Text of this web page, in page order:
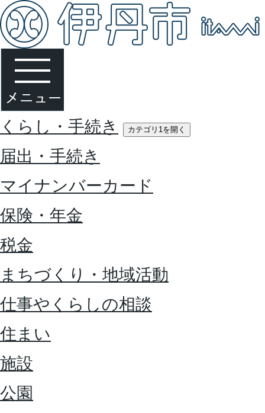
くらし・手続き カテゴリ1を開く
届出・手続き
マイナンバーカード
保険・年金
税金
まちづくり・地域活動
仕事やくらしの相談
住まい
施設
公園